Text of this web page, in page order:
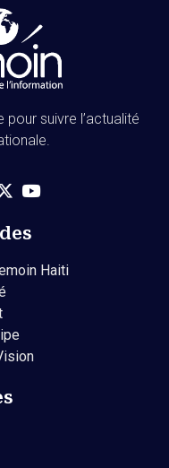
suivre l’actualité
Haiti